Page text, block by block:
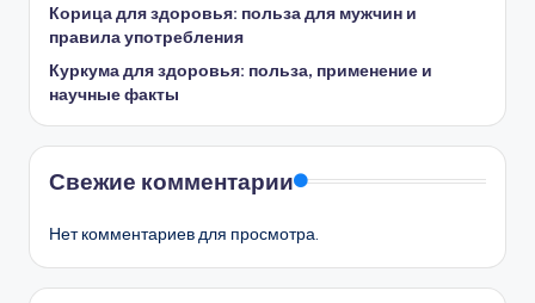
Корица для здоровья: польза для мужчин и
правила употребления
Куркума для здоровья: польза, применение и
научные факты
Свежие комментарии
Нет комментариев для просмотра.